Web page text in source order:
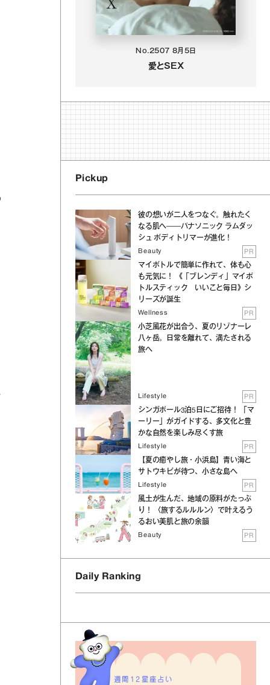
No.2507 8月5日
愛とSEX
Pickup
彼の想いが二人をつなぐ。触れたく
なる肌へ──パナソニック ラムダッ
シュ ボディトリマーが進化！
Beauty PR
マイボトルで簡単に作れて、体も心
も元気に！ 《「ブレンディ」マイボ
トルスティック いいこと毎日》シ
リーズが誕生
Wellness PR
小芝風花が出合う、夏のリゾナーレ
八ヶ岳。日常を離れて、満たされる
旅へ
Lifestyle PR
シンガポール3泊5日にご招待！ 「マ
ーリー」がガイドする、多文化と豊
かな自然を楽しみ尽くす旅
Lifestyle PR
【夏の癒やし旅・小浜島】青い海と
サトウキビが待つ、小さな島へ
Lifestyle PR
風土が生んだ、地域の原料がたっぷ
り！ 〈旅するルルルン〉で叶えるう
るおい美肌と旅の余韻
Beauty PR
Daily Ranking
週間12星座占い